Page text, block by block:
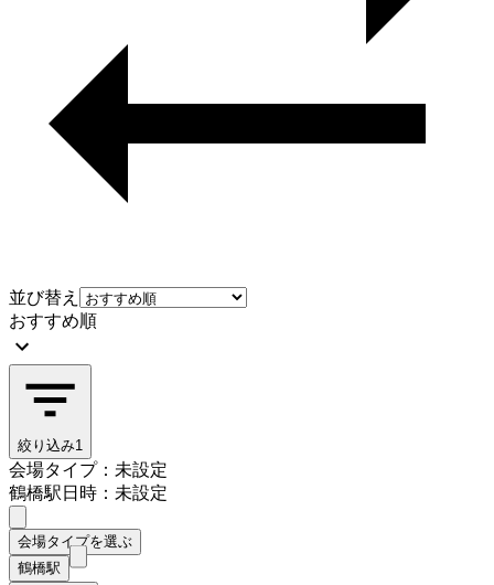
並び替え
おすすめ順
絞り込み1
会場タイプ：未設定
鶴橋駅日時：未設定
会場タイプを選ぶ
鶴橋駅